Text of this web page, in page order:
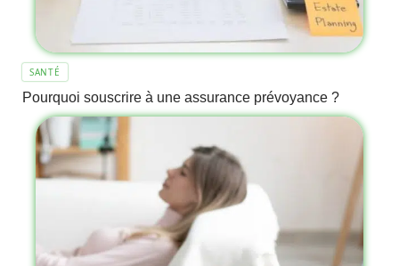
SANTÉ
Pourquoi souscrire à une assurance prévoyance ?